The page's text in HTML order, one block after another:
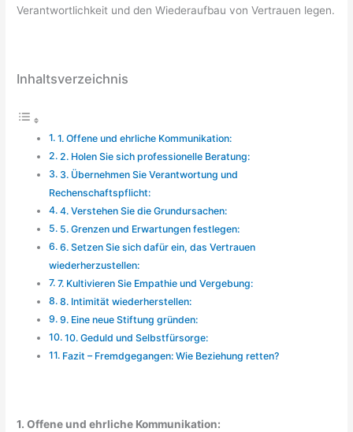
Verantwortlichkeit und den Wiederaufbau von Vertrauen legen.
Inhaltsverzeichnis
1. Offene und ehrliche Kommunikation:
2. Holen Sie sich professionelle Beratung:
3. Übernehmen Sie Verantwortung und
Rechenschaftspflicht:
4. Verstehen Sie die Grundursachen:
5. Grenzen und Erwartungen festlegen:
6. Setzen Sie sich dafür ein, das Vertrauen
wiederherzustellen:
7. Kultivieren Sie Empathie und Vergebung:
8. Intimität wiederherstellen:
9. Eine neue Stiftung gründen:
10. Geduld und Selbstfürsorge:
Fazit – Fremdgegangen: Wie Beziehung retten?
1. Offene und ehrliche Kommunikation: